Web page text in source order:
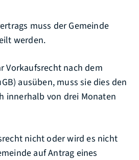
muss der Gemeinde
werden.
Vorkaufsrecht nach dem
ausüben, muss sie dies den
innerhalb von drei Monaten
nicht oder wird es nicht
auf Antrag eines